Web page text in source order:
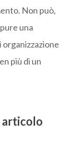
Non può,
una
più di un
articolo